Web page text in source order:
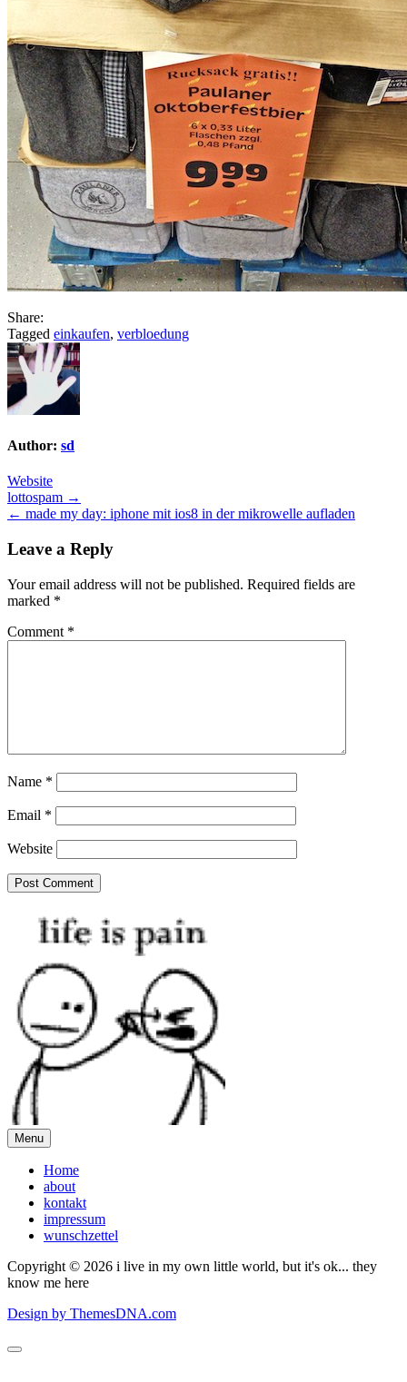
Share:
Tagged einkaufen, verbloedung
Author: sd
Website
Post
navigation
lottospam →
← made my day: iphone mit ios8 in der mikrowelle aufladen
Leave a Reply
Your email address will not be published. Required fields are
marked *
Comment *
Name *
Email *
Website
Menu
Home
about
kontakt
impressum
wunschzettel
Copyright © 2026 i live in my own little world, but it's ok... they
know me here
Design by ThemesDNA.com
Scroll